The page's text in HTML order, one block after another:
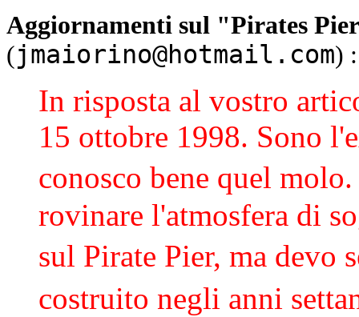
Aggiornamenti sul "Pirates Pier
(jmaiorino@hotmail.com) :
In risposta al vostro
15 ottobre 1998. Sono
conosco bene quel
rovinare l'atmosfera di
sul Pirate Pier, ma devo
costruito negli anni